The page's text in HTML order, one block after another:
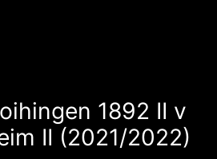
1892 II v
II (2021/2022)